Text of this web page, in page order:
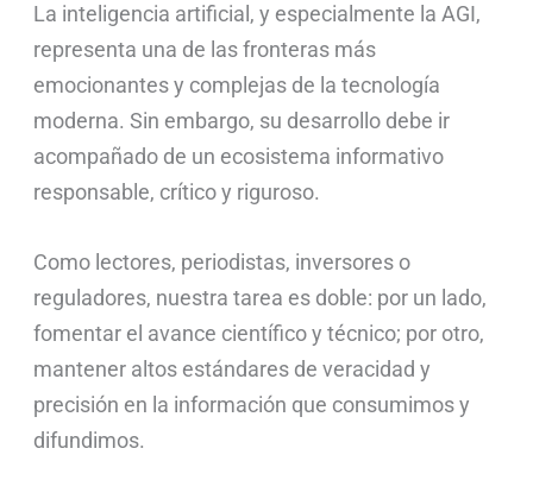
La inteligencia artificial, y especialmente la AGI,
representa una de las fronteras más
emocionantes y complejas de la tecnología
moderna. Sin embargo, su desarrollo debe ir
acompañado de un ecosistema informativo
responsable, crítico y riguroso.
Como lectores, periodistas, inversores o
reguladores, nuestra tarea es doble: por un lado,
fomentar el avance científico y técnico; por otro,
mantener altos estándares de veracidad y
precisión en la información que consumimos y
difundimos.